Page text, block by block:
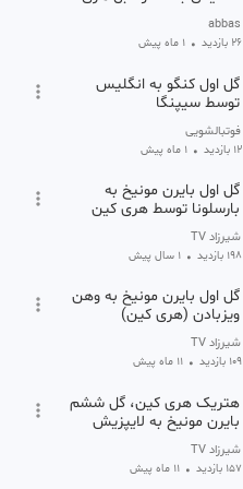
کین؛ گل دوم انگلیس به
کنگو در دقیقه 86
abbas
26 بازدید • 1 ماه پیش
گل اول کنگو به انگلیس
توسط سیپنگا
فوتبالشویی
12 بازدید • 1 ماه پیش
گل اول بایرن مونیخ به
بارسلونا توسط هری کین
شیرزاد TV
198 بازدید • 1 سال پیش
گل اول بایرن مونیخ به وهن
ویزبادن (هری کین)
شیرزاد TV
109 بازدید • 11 ماه پیش
هتریک هری کین، گل ششم
بایرن مونیخ به لایپزیش
شیرزاد TV
157 بازدید • 11 ماه پیش